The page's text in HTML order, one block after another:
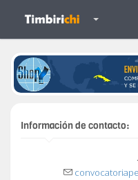
Información de contacto: